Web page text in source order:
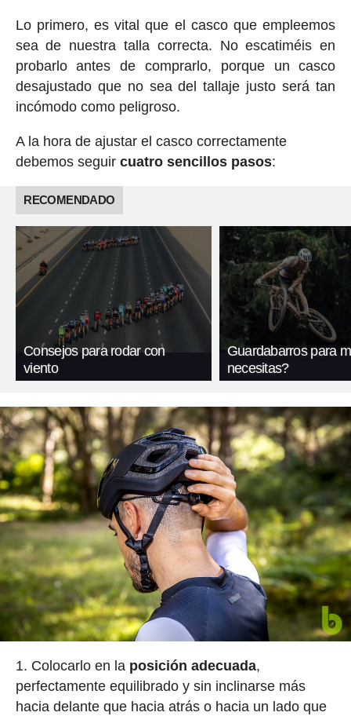
Lo primero, es vital que el casco que empleemos
sea de nuestra talla correcta. No escatiméis en
probarlo antes de comprarlo, porque un casco
desajustado que no sea del tallaje justo será tan
incómodo como peligroso.
A la hora de ajustar el casco correctamente
debemos seguircuatro sencillos pasos:
RECOMENDADO
Consejos para rodar con
viento
Guardabarros para
necesitas?
Colocarlo en la posición adecuada,
perfectamente equilibrado y sin inclinarse más
hacia delante que hacia atrás o hacia un lado que